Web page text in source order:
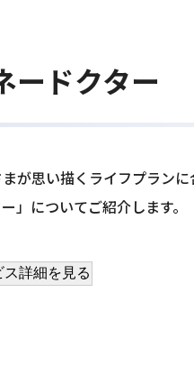
ードクター
が思い描くライフプラン
」についてご紹介します。
ス詳細を見る